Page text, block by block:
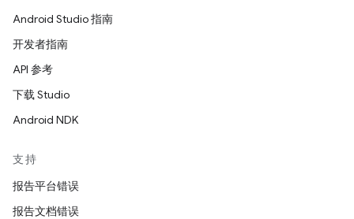
Android Studio 指南
开发者指南
API 参考
下载 Studio
Android NDK
支持
报告平台错误
报告文档错误